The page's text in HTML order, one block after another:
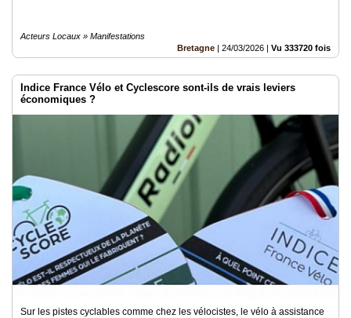
Acteurs Locaux » Manifestations
Bretagne | 24/03/2026 | Vu 333720 fois
Indice France Vélo et Cyclescore sont-ils de vrais leviers
économiques ?
Sur les pistes cyclables comme chez les vélocistes, le vélo à assistance